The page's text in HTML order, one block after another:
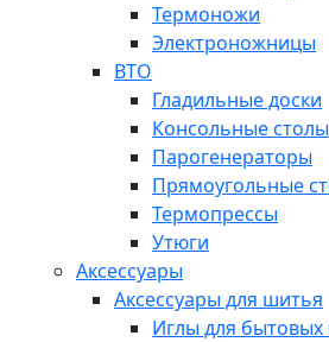
Термоножи
Электроножницы
ВТО
Гладильные доски
Консольные столы
Парогенераторы
Прямоугольные
Термопрессы
Утюги
Аксессуары
Аксессуары для шитья
Иглы для